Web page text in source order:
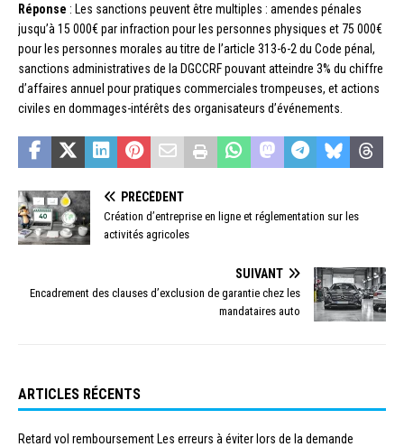
Réponse : Les sanctions peuvent être multiples : amendes pénales
jusqu’à 15 000€ par infraction pour les personnes physiques et 75 000€
pour les personnes morales au titre de l’article 313-6-2 du Code pénal,
sanctions administratives de la DGCCRF pouvant atteindre 3% du chiffre
d’affaires annuel pour pratiques commerciales trompeuses, et actions
civiles en dommages-intérêts des organisateurs d’événements.
PRÉCÉDENT
Création d’entreprise en ligne et réglementation sur les
activités agricoles
SUIVANT
Encadrement des clauses d’exclusion de garantie chez les
mandataires auto
ARTICLES RÉCENTS
Retard vol remboursement Les erreurs à éviter lors de la demande